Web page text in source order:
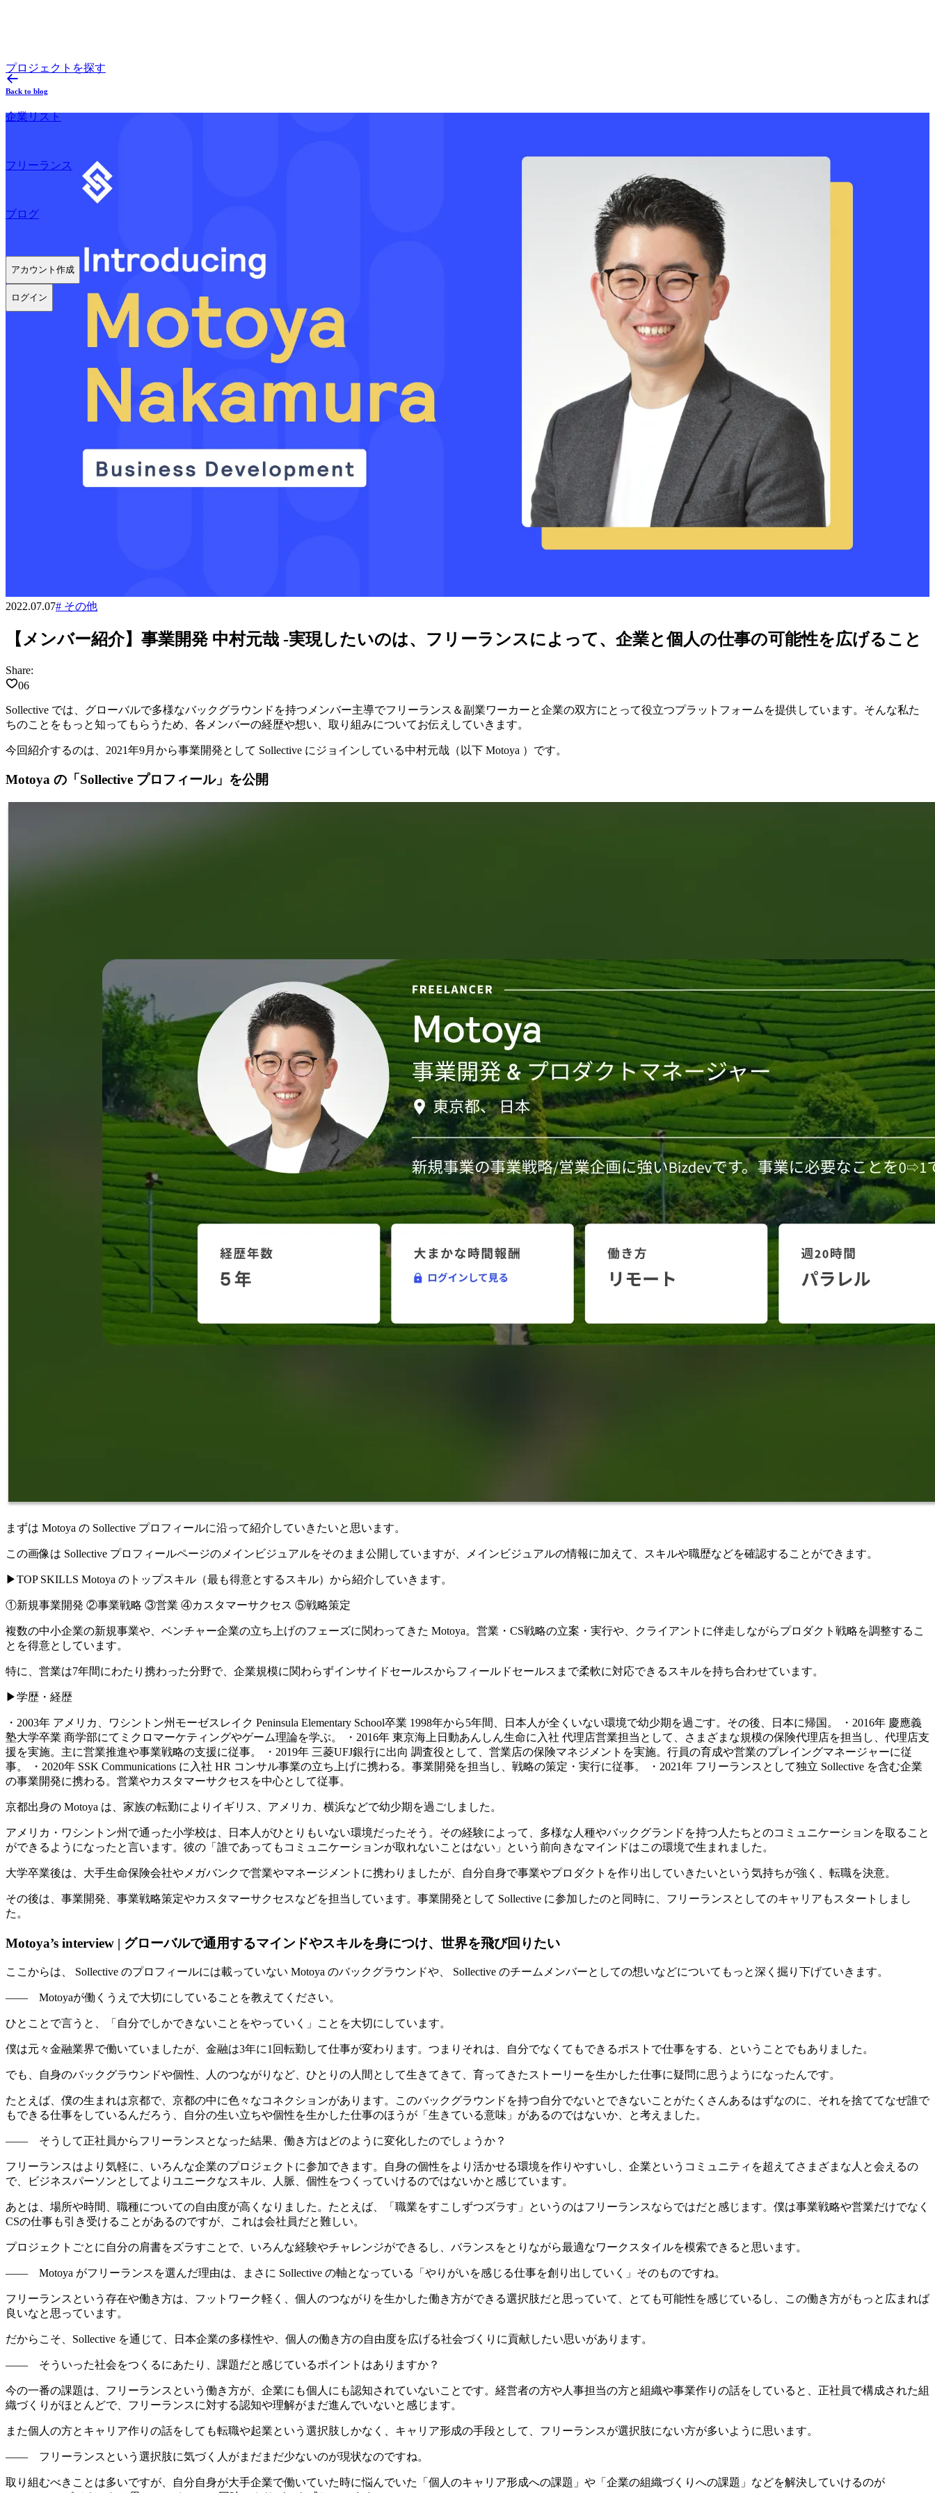
プロジェクトを探す
企業リスト
フリーランス
ブログ
アカウント作成
ログイン
Back to blog
2022.07.07# その他
【メンバー紹介】事業開発 中村元哉 -実現したいのは、フリーランスによって、企業と個人の仕事の可能性を広げること
Share:
06
Sollective では、グローバルで多様なバックグラウンドを持つメンバー主導でフリーランス＆副業ワーカーと企業の双方にとって役立つプラットフォームを提供しています。そんな私た
ちのことをもっと知ってもらうため、各メンバーの経歴や想い、取り組みについてお伝えしていきます。
今回紹介するのは、2021年9月から事業開発として Sollective にジョインしている中村元哉（以下 Motoya ）です。
Motoya の「Sollective プロフィール」を公開
まずは Motoya の Sollective プロフィールに沿って紹介していきたいと思います。
この画像は Sollective プロフィールページのメインビジュアルをそのまま公開していますが、メインビジュアルの情報に加えて、スキルや職歴などを確認することができます。
▶︎TOP SKILLS Motoya のトップスキル（最も得意とするスキル）から紹介していきます。
①新規事業開発 ②事業戦略 ③営業 ④カスタマーサクセス ⑤戦略策定
複数の中小企業の新規事業や、ベンチャー企業の立ち上げのフェーズに関わってきた Motoya。営業・CS戦略の立案・実行や、クライアントに伴走しながらプロダクト戦略を調整するこ
とを得意としています。
特に、営業は7年間にわたり携わった分野で、企業規模に関わらずインサイドセールスからフィールドセールスまで柔軟に対応できるスキルを持ち合わせています。
▶︎学歴・経歴
・2003年 アメリカ、ワシントン州モーゼスレイク Peninsula Elementary School卒業 1998年から5年間、日本人が全くいない環境で幼少期を過ごす。その後、日本に帰国。
・2016年 慶應義
塾大学卒業 商学部にてミクロマーケティングやゲーム理論を学ぶ。 ・2016年 東京海上日動あんしん生命に入社 代理店営業担当として、さまざまな規模の保険代理店を担当し、代理店支
援を実施。主に営業推進や事業戦略の支援に従事。
・2019年 三菱UFJ銀行に出向 調査役として、営業店の保険マネジメントを実施。行員の育成や営業のプレイングマネージャーに従
事。
・2020年 SSK Communications に入社 HR コンサル事業の立ち上げに携わる。事業開発を担当し、戦略の策定・実行に従事。 ・2021年 フリーランスとして独立 Sollective を含む企業
の事業開発に携わる。営業やカスタマーサクセスを中心として従事。
京都出身の Motoya は、家族の転勤によりイギリス、アメリカ、横浜などで幼少期を過ごしました。
アメリカ・ワシントン州で通った小学校は、日本人がひとりもいない環境だったそう。その経験によって、多様な人種やバックグランドを持つ人たちとのコミュニケーションを取ること
ができるようになったと言います。 彼の「誰であってもコミュニケーションが取れないことはない」という前向きなマインドはこの環境で生まれました。
大学卒業後は、大手生命保険会社やメガバンクで営業やマネージメントに携わりましたが、自分自身で事業やプロダクトを作り出していきたいという気持ちが強く、転職を決意。
その後は、事業開発、事業戦略策定やカスタマーサクセスなどを担当しています。事業開発として Sollective に参加したのと同時に、フリーランスとしてのキャリアもスタートしまし
た。
Motoya’s interview | グローバルで通用するマインドやスキルを身につけ、世界を飛び回りたい
ここからは、 Sollective のプロフィールには載っていない Motoya のバックグラウンドや、 Sollective のチームメンバーとしての想いなどについてもっと深く掘り下げていきます。
—— Motoyaが働くうえで大切にしていることを教えてください。
ひとことで言うと、 「自分でしかできないことをやっていく」ことを大切にしています。
僕は元々金融業界で働いていましたが、金融は3年に1回転勤して仕事が変わります。つまりそれは、自分でなくてもできるポストで仕事をする、ということでもありました。
でも、自身のバックグラウンドや個性、人のつながりなど、ひとりの人間として生きてきて、育ってきたストーリーを生かした仕事に疑問に思うようになったんです。
たとえば、僕の生まれは京都で、京都の中に色々なコネクションがあります。このバックグラウンドを持つ自分でないとできないことがたくさんあるはずなのに、それを捨ててなぜ誰で
もできる仕事をしているんだろう、
自分の生い立ちや個性を生かした仕事のほうが「生きている意味」があるのではないか、と考えました。
—— そうして正社員からフリーランスとなった結果、働き方はどのように変化したのでしょうか？
フリーランスはより気軽に、いろんな企業のプロジェクトに参加できます。 自身の個性をより活かせる環境を作りやすい し、企業というコミュニティを超えてさまざまな人と会えるの
で、ビジネスパーソンとしてよりユニークなスキル、人脈、個性をつくっていけるのではないかと感じています。
あとは、場所や時間、職種についての自由度が高くなりました。たとえば、 「職業をすこしずつズラす」というのはフリーランスならではだと感じます。僕は事業戦略や営業だけでなく
CSの仕事も引き受けることがあるのですが、これは会社員だと難しい。
プロジェクトごとに自分の肩書をズラすことで、いろんな経験やチャレンジができるし、バランスをとりながら最適なワークスタイルを模索できると思います。
—— Motoya がフリーランスを選んだ理由は、まさに Sollective の軸となっている「やりがいを感じる仕事を創り出していく」そのものですね。
フリーランスという存在や働き方は、フットワーク軽く、個人のつながりを生かした働き方ができる選択肢だと思っていて、とても可能性を感じているし、この働き方がもっと広まれば
良いなと思っています。
だからこそ、Sollective を通じて、日本企業の多様性や、個人の働き方の自由度を広げる社会づくりに貢献したい思いがあります。
—— そういった社会をつくるにあたり、課題だと感じているポイントはありますか？
今の一番の課題は、 フリーランスという働き方が、企業にも個人にも認知されていないこと です。経営者の方や人事担当の方と組織や事業作りの話をしていると、正社員で構成された組
織づくりがほとんどで、フリーランスに対する認知や理解がまだ進んでいないと感じます。
また個人の方とキャリア作りの話をしても転職や起業という選択肢しかなく、キャリア形成の手段として、フリーランスが選択肢にない方が多いように思います。
—— フリーランスという選択肢に気づく人がまだまだ少ないのが現状なのですね。
取り組むべきことは多いですが、自分自身が大手企業で働いていた時に悩んでいた「個人のキャリア形成への課題」や「企業の組織づくりへの課題」などを解決していけるのが